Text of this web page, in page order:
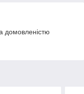
домовленістю